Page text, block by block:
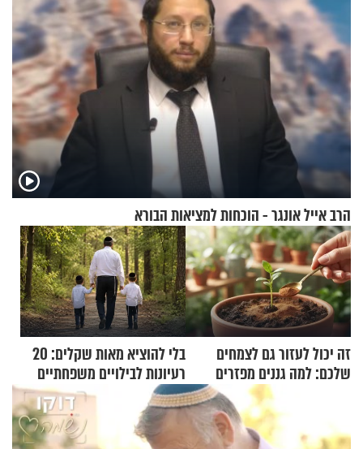
הרב אייל אונגר - הוכחות למציאות הבורא
זה יכול לעזור גם לצמחים
שלכם: למה גננים מפזרים
קינמון בעציצים?
בלי להוציא מאות שקלים: 20
רעיונות לבילויים משפחתיים
כמעט בחינם